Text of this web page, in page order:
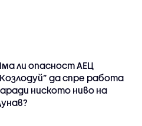
ли опасност АЕЦ
да спре работа
ниското ниво на